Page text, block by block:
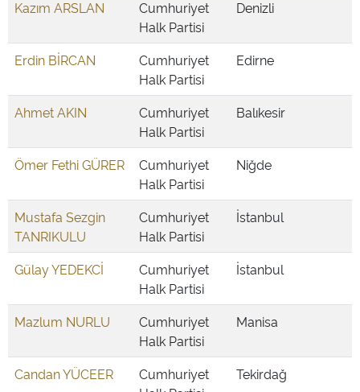
Kazım ARSLAN
Cumhuriyet
Halk Partisi
Denizli
Erdin BİRCAN
Cumhuriyet
Halk Partisi
Edirne
Ahmet AKIN
Cumhuriyet
Halk Partisi
Balıkesir
Ömer Fethi GÜRER
Cumhuriyet
Halk Partisi
Niğde
Mustafa Sezgin
TANRIKULU
Cumhuriyet
Halk Partisi
İstanbul
Gülay YEDEKCİ
Cumhuriyet
Halk Partisi
İstanbul
Mazlum NURLU
Cumhuriyet
Halk Partisi
Manisa
Candan YÜCEER
Cumhuriyet
Tekirdağ